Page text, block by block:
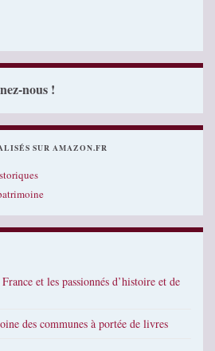
nous !
SUR AMAZON.FR
et les passionnés d’histoire et de
des communes à portée de livres